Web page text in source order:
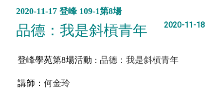
2020-11-17 登峰 109-1第8場
品德：我是斜槓青年 2020-11-18
登峰學苑第8場活動 ： 品德：我是斜槓青年
講師： 何金玲